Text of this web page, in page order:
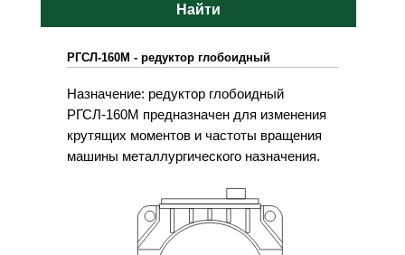
Найти
Назначение: редуктор глобоидный
РГСЛ-160М предназначен для изменения
крутящих моментов и частоты вращения
машины металлургического назначения.
РГСЛ-160М - редуктор глобоидный